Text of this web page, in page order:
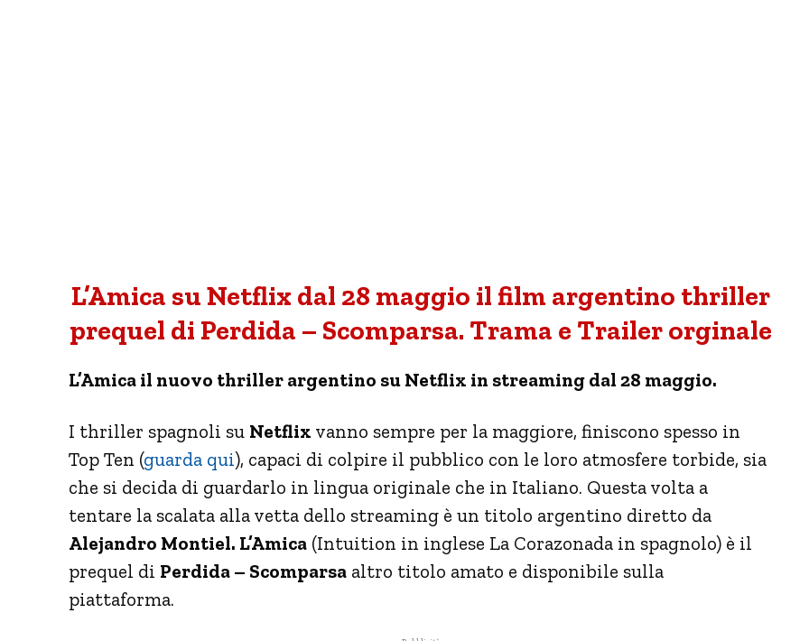
L’Amica su Netflix dal 28 maggio il film argentino thriller
prequel di Perdida – Scomparsa. Trama e Trailer orginale
L’Amica il nuovo thriller argentino su Netflix in streaming dal 28 maggio.
I thriller spagnoli su Netflix vanno sempre per la maggiore, finiscono spesso in
Top Ten (guarda qui), capaci di colpire il pubblico con le loro atmosfere torbide, sia
che si decida di guardarlo in lingua originale che in Italiano. Questa volta a
tentare la scalata alla vetta dello streaming è un titolo argentino diretto da
Alejandro Montiel. L’Amica (Intuition in inglese La Corazonada in spagnolo) è il
prequel di Perdida – Scomparsa altro titolo amato e disponibile sulla
piattaforma.